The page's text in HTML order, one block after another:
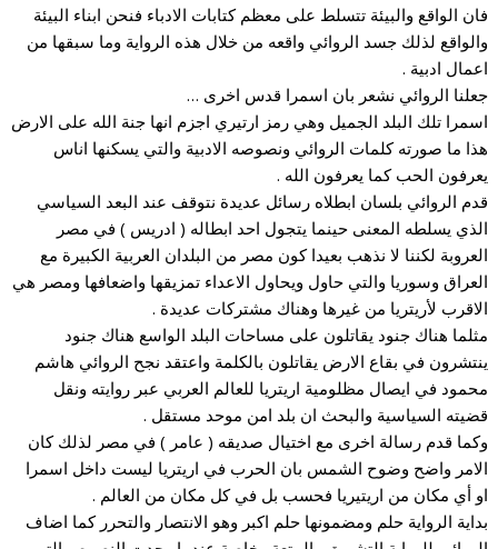
فان الواقع والبيئة تتسلط على معظم كتابات الادباء فنحن ابناء البيئة
والواقع لذلك جسد الروائي واقعه من خلال هذه الرواية وما سبقها من
اعمال ادبية .
جعلنا الروائي نشعر بان اسمرا قدس اخرى …
اسمرا تلك البلد الجميل وهي رمز ارتيري اجزم انها جنة الله على الارض
هذا ما صورته كلمات الروائي ونصوصه الادبية والتي يسكنها اناس
يعرفون الحب كما يعرفون الله .
قدم الروائي بلسان ابطلاه رسائل عديدة نتوقف عند البعد السياسي
الذي يسلطه المعنى حينما يتجول احد ابطاله ( ادريس ) في مصر
العروبة لكننا لا نذهب بعيدا كون مصر من البلدان العربية الكبيرة مع
العراق وسوريا والتي حاول ويحاول الاعداء تمزيقها واضعافها ومصر هي
الاقرب لأريتريا من غيرها وهناك مشتركات عديدة .
مثلما هناك جنود يقاتلون على مساحات البلد الواسع هناك جنود
ينتشرون في بقاع الارض يقاتلون بالكلمة واعتقد نجح الروائي هاشم
محمود في ايصال مظلومية اريتريا للعالم العربي عبر روايته ونقل
قضيته السياسية والبحث ان بلد امن موحد مستقل .
وكما قدم رسالة اخرى مع اختيال صديقه ( عامر ) في مصر لذلك كان
الامر واضح وضوح الشمس بان الحرب في اريتريا ليست داخل اسمرا
او أي مكان من اريتيريا فحسب بل في كل مكان من العالم .
بداية الرواية حلم ومضمونها حلم اكبر وهو الانتصار والتحرر كما اضاف